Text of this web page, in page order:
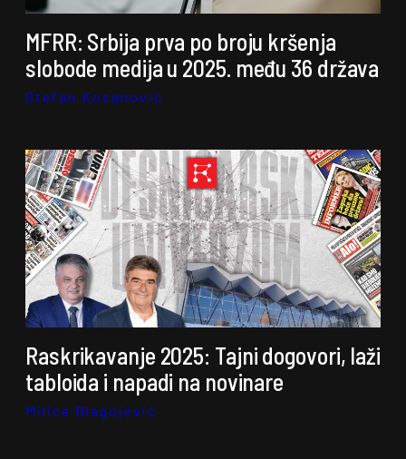
MFRR: Srbija prva po broju kršenja
slobode medija u 2025. među 36 država
Stefan Kosanović
Raskrikavanje 2025: Tajni dogovori, laži
tabloida i napadi na novinare
Milica Blagojević